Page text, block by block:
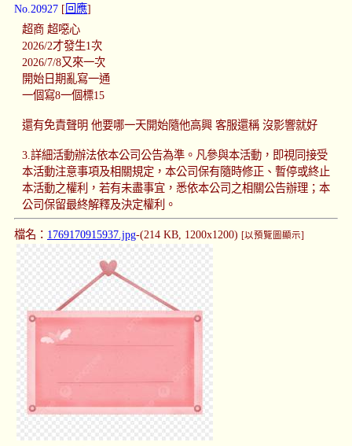
No.20927 [ 回應]
超商 超噁心
2026/2才發生1次
2026/7/8又來一次
開始日期亂寫一通
一個寫8一個標15
還有免責聲明 他要哪一天開始隨他高興 客服還稱 沒影響就好
3.詳細活動辦法依本公司公告為準。凡參與本活動，即視同接受
本活動注意事項及相關規定，本公司保有隨時修正、暫停或終止
本活動之權利，若有未盡事宜，悉依本公司之相關公告辦理；本
公司保留最終解釋及決定權利。
檔名： 1769170915937.jpg-(214 KB, 1200x1200) [以預覽圖顯示]